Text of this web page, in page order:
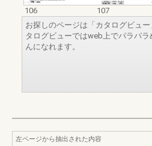
106
107
お探しのページは「カタログビュ
タログビューではweb上でパラパ
んになれます。
左ページから抽出された内容